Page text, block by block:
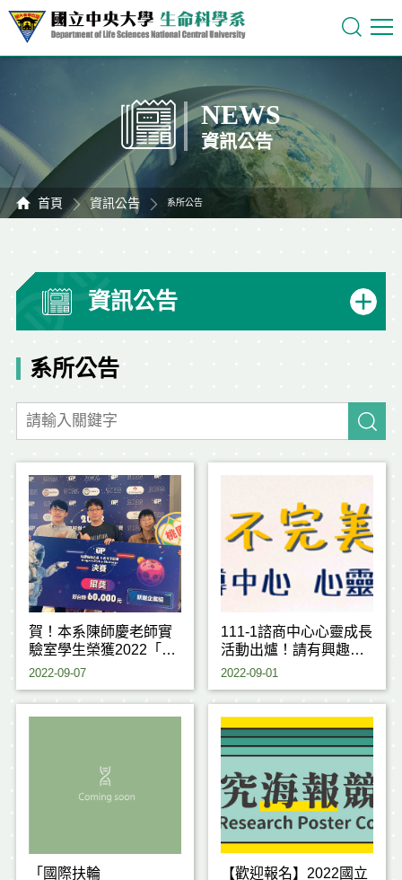
NEWS
資訊公告
首頁 資訊公告 系所公告
資訊公告
系所公告
賀！本系陳師慶老師實
驗室學生榮獲2022「桃
園新創之星X創天下競
2022-09-07
111-1諮商中心心靈成長
活動出爐！請有興趣的
同學踴躍報名！
2022-09-01
「國際扶輪
【歡迎報名】2022國立